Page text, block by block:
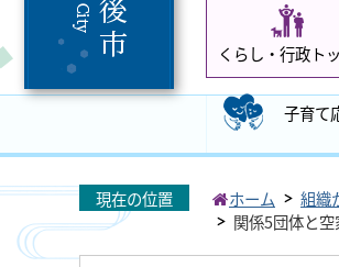
くらし・行政ト
子育て
現在の位置 ホーム 組織
関係5団体と